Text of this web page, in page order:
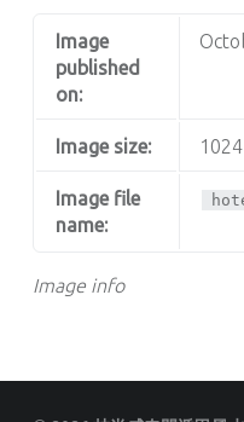
Image info
Image
published
on:
Image size:
Image file
name: